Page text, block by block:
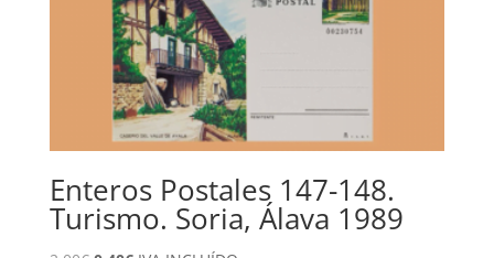
Enteros Postales 147-148.
Turismo. Soria, Álava 1989